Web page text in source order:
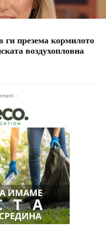
презема кормилото
воздухопловна
-